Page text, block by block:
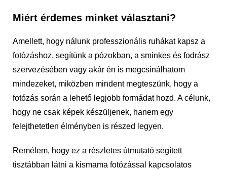
Miért érdemes minket választani?
Amellett, hogy nálunk professzionális ruhákat kapsz a
fotózáshoz, segítünk a pózokban, a sminkes és fodrász
szervezésében vagy akár én is megcsinálhatom
mindezeket, miközben mindent megteszünk, hogy a
fotózás során a lehető legjobb formádat hozd. A célunk,
hogy ne csak képek készüljenek, hanem egy
felejthetetlen élményben is részed legyen.
Remélem, hogy ez a részletes útmutató segített
tisztábban látni a kismama fotózással kapcsolatos